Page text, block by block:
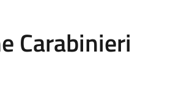
Carabinieri